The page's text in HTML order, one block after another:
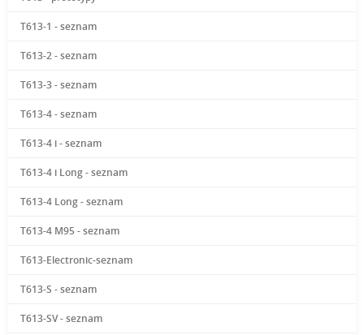
T613-1 - seznam
T613-2 - seznam
T613-3 - seznam
T613-4 - seznam
T613-4 i - seznam
T613-4 i Long - seznam
T613-4 Long - seznam
T613-4 M95 - seznam
T613-Electronic-seznam
T613-S - seznam
T613-SV - seznam